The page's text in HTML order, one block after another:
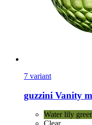
7 variant
guzzini Vanity
Water lily